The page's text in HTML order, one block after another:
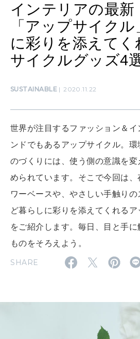
算命学がわかる今月の
LEARN
知る、考える
MAMA
わたしができること
自分を耕す
いい人生って？
2026年9月号「北海道 おいしく遊
2026年8月号『お茶の時
インテリアの最新
「アップサイク
に彩りを添えて
サイクルグッズ4
SUSTAINABLE 2020.11.22
世界が注目するファッション＆イ
ンドでもあるアップサイクル。
のづくりには、使う側の意識を
められています。そこで今回は、
ワーベースや、やさしい手触り
ど暮らしに彩りを添えてくれる
をご紹介します。毎日、目と手
ものをそろえよう。
SHARE